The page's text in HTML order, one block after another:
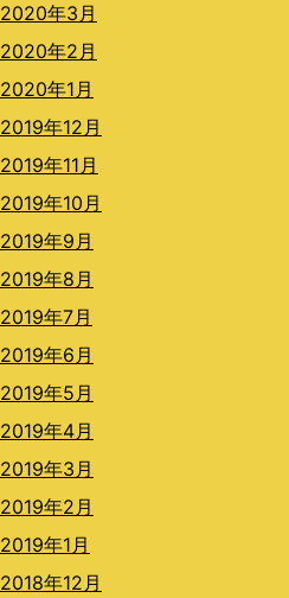
2020年3月
2020年2月
2020年1月
2019年12月
2019年11月
2019年10月
2019年9月
2019年8月
2019年7月
2019年6月
2019年5月
2019年4月
2019年3月
2019年2月
2019年1月
2018年12月